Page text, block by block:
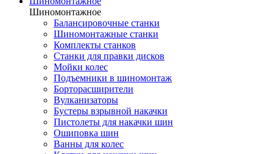
Шиномонтажное
Балансировочные станки
Шиномонтажные станки
Комплекты станков
Станки для правки дисков
Мойки колес
Подъемники в шиномонтаж
Борторасширители
Вулканизаторы
Бустеры взрывной накачки
Пистолеты для накачки шин
Ошиповка шин
Ванны для колес